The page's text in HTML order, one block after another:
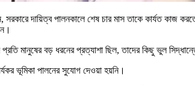
দায়িত্ব পালনকালে শেষ চার মাস তাকে কার্যত কাজ করতে
মানুষের বড় ধরনের প্রত্যাশা ছিল, তাদের কিছু ভুল
ভূমিকা পালনের সুযোগ দেওয়া হয়নি।